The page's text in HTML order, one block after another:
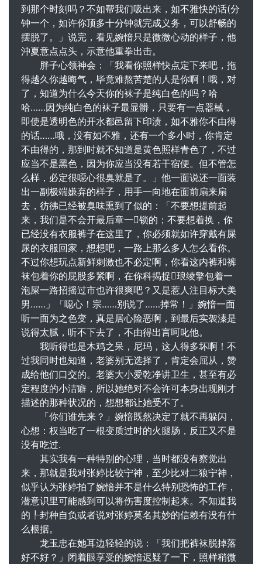
到那个时刻吗？不如帮我们吸出来，如不雅快的话(分
钟一个，如许你顶多十分钟就完成义务，可以舒畅的
摆脱了。」说完，看见婉愔只是微微心动的样子，他
沖夏意点点头，示意他重拳出击。
胖子心领神会：「我看你照样快点定下来吧，拖
得越久你越晦气，毕竟难熬苦楚的人是你啊！哦，对
了，知道为什么今天你的袜子是纯白色的吗？哈
哈……因为纯白色的袜子最显髒，只要有一点器械，
即使是透明色的开水都邑留下印渍，如不雅你不由得
的话……哦，没有如不雅，还有一个多小时，你肯定
不由得的，那到时就不知道是黄色照样青色了，不过
应当不是黑色，因为你应当没有若干宿便。但不管怎
么样，必定很噁心很臭就是了。」他一面说还一面装
出一副极端嫌弃的样子，用手一向地在面前扇来扇
去，彷彿已经被臭味熏到了似的：「不要想提前起
来，我们是不会开最后章一锁的；不要想着换，你
已经没有衣服裤子在这里了，你必须就如许穿戴有屎
尿的衣服回家，想想吧，一路上那么多人怎么看你。
不过你想玩点新鲜刺激也不必定啊，你看这内裤和裤
袜包着你的屁股多紧啊，在你科揭捉琅绫擎包着一
泡屎一路招摇过市也许很爽吧？又是惹人注目标大美
男……」「噁心！宗……别说了……掉常！」婉愔一面
听一面为之色变，真是居心险恶啊，到最后实袈溱是
说得太腻，听不下去了，不由得出言呵叱他。
我听得也是木鸡之呆，尼玛，这人得多坏啊！不
过我同时也知道，老婆别无选择了，肯定会屈从，赞
成给他们口交的。老婆大小爱乾净讲卫生，甚至有必
定程度的小洁癖，所以她绝对不会许可本身出现刚才
描述的那种状况的，想想都让她受不了。
「你们谁先来？」婉愔既然决定了就不再躲闪，
心想：权当吃了一根变质过时的火腿肠，反正又不是
没有吃过.
其实我有一种特别的心理，当时都没有察觉出
来，那就是我对张婷比较宁神，至少比对二狼宁神，
似乎认为张婷拍了婉愔并不是什么特别恐怖的工作，
潜意识里可能感到可以将伤害度控制起来。不知道我
的┞封种自负或者说对张婷莫名其妙的信赖有没有什
么根据。
龙玉忠在她耳边轻轻的说：「我们把裤袜脱掉落
好不好？」闭着眼享受的婉愔迟疑了一下，照样稍微